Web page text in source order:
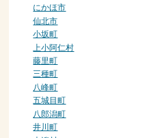
にかほ市
仙北市
小坂町
上小阿仁村
藤里町
三種町
八峰町
五城目町
八郎潟町
井川町